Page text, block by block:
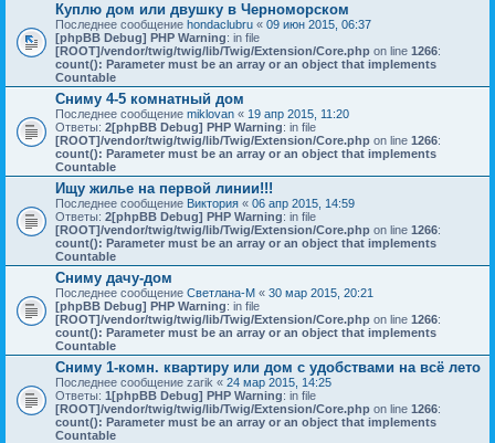
Куплю дом или двушку в Черноморском
Последнее сообщение hondaclubru « 09 июн 2015, 06:37
[phpBB Debug] PHP Warning: in file
[ROOT]/vendor/twig/twig/lib/Twig/Extension/Core.php on line 1266:
count(): Parameter must be an array or an object that implements
Countable
Сниму 4-5 комнатный дом
Последнее сообщение miklovan « 19 апр 2015, 11:20
Ответы: 2[phpBB Debug] PHP Warning: in file
[ROOT]/vendor/twig/twig/lib/Twig/Extension/Core.php on line 1266:
count(): Parameter must be an array or an object that implements
Countable
Ищу жилье на первой линии!!!
Последнее сообщение Виктория « 06 апр 2015, 14:59
Ответы: 2[phpBB Debug] PHP Warning: in file
[ROOT]/vendor/twig/twig/lib/Twig/Extension/Core.php on line 1266:
count(): Parameter must be an array or an object that implements
Countable
Сниму дачу-дом
Последнее сообщение Светлана-М « 30 мар 2015, 20:21
[phpBB Debug] PHP Warning: in file
[ROOT]/vendor/twig/twig/lib/Twig/Extension/Core.php on line 1266:
count(): Parameter must be an array or an object that implements
Countable
Сниму 1-комн. квартиру или дом с удобствами на всё лето
Последнее сообщение zarik « 24 мар 2015, 14:25
Ответы: 1[phpBB Debug] PHP Warning: in file
[ROOT]/vendor/twig/twig/lib/Twig/Extension/Core.php on line 1266:
count(): Parameter must be an array or an object that implements
Countable